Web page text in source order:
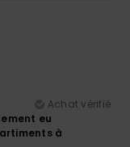
Achat vérifié
eu
à